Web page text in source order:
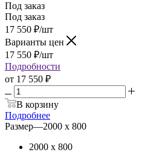
Под заказ
Под заказ
17 550 ₽/шт
Варианты цен
17 550 ₽/шт
Подробности
от 17 550 ₽
В корзину
Подробнее
Размер—2000 х 800
2000 х 800